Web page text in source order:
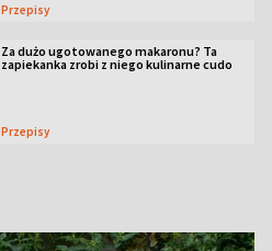
Przepisy
Za dużo ugotowanego makaronu? Ta
zapiekanka zrobi z niego kulinarne cudo
Przepisy